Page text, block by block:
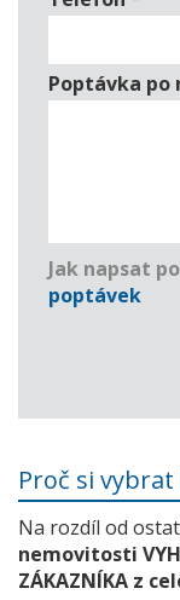
Poptávka po
Jak napsat
poptávek
Proč si
Na rozdíl od
nemovitosti
ZÁKAZNÍKA z